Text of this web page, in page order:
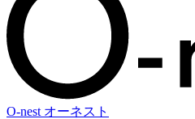
O-nest オーネスト